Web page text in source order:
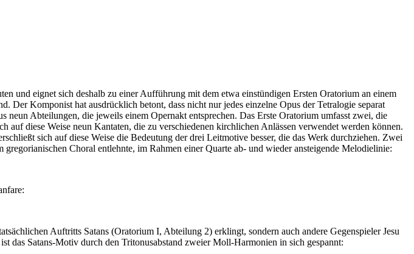
und eignet sich deshalb zu einer Aufführung mit dem etwa einstündigen Ersten Oratorium an einem
Komponist hat ausdrücklich betont, dass nicht nur jedes einzelne Opus der Tetralogie separat
neun Abteilungen, die jeweils einem Opernakt entsprechen. Das Erste Oratorium umfasst zwei, die
diese Weise neun Kantaten, die zu verschiedenen kirchlichen Anlässen verwendet werden können.
sich auf diese Weise die Bedeutung der drei Leitmotive besser, die das Werk durchziehen. Zwei
Choral entlehnte, im Rahmen einer Quarte ab- und wieder ansteigende Melodielinie:
Auftritts Satans (Oratorium I, Abteilung 2) erklingt, sondern auch andere Gegenspieler Jesu
das Satans-Motiv durch den Tritonusabstand zweier Moll-Harmonien in sich gespannt: